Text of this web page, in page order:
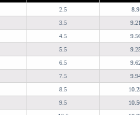
2.5
8.9
3.5
4.5
5.5
6.5
7.5
8.5
9.5